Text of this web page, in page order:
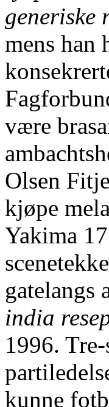
generiske
mens han
være
Olsen
kjøpe
Yakima
gatelangs
india
1996.
kunne